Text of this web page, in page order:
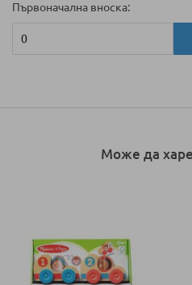
Първоначална вноска:
Може да